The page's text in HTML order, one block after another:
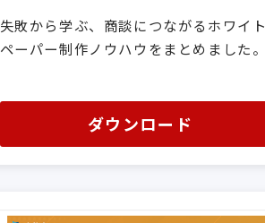
失敗から学ぶ、商談につながるホワイト
ペーパー制作ノウハウをまとめました。
ダウンロード